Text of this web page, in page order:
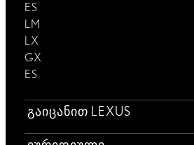
ES
LM
LX
GX
ES
გაიცანით LEXUS